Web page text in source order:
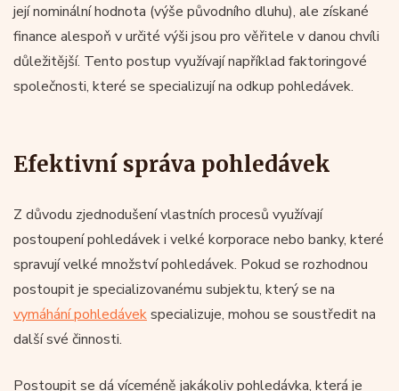
její nominální hodnota (výše původního dluhu), ale získané
finance alespoň v určité výši jsou pro věřitele v danou chvíli
důležitější. Tento postup využívají například faktoringové
společnosti, které se specializují na odkup pohledávek.
Efektivní správa pohledávek
Z důvodu zjednodušení vlastních procesů využívají
postoupení pohledávek i velké korporace nebo banky, které
spravují velké množství pohledávek. Pokud se rozhodnou
postoupit je specializovanému subjektu, který se na
vymáhání pohledávekspecializuje, mohou se soustředit na
další své činnosti.
Postoupit se dá víceméně jakákoliv pohledávka, která je